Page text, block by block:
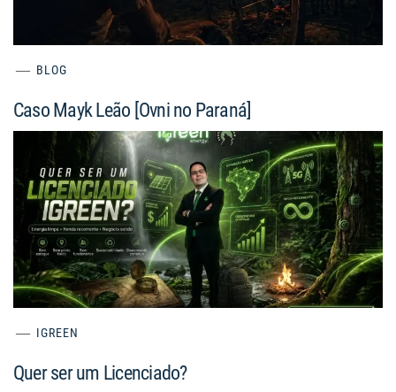
BLOG
Caso Mayk Leão [Ovni no Paraná]
IGREEN
Quer ser um Licenciado?